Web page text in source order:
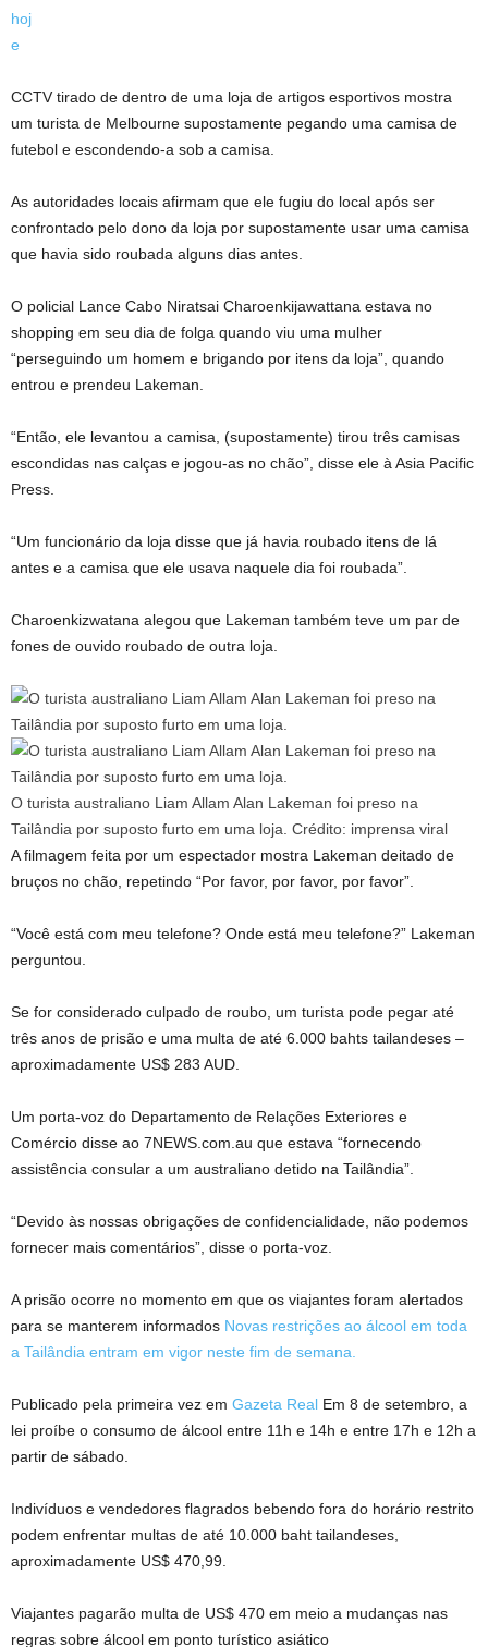
CCTV tirado de dentro de uma loja de artigos esportivos mostra
um turista de Melbourne supostamente pegando uma camisa de
futebol e escondendo-a sob a camisa.
As autoridades locais afirmam que ele fugiu do local após ser
confrontado pelo dono da loja por supostamente usar uma camisa
que havia sido roubada alguns dias antes.
O policial Lance Cabo Niratsai Charoenkijawattana estava no
shopping em seu dia de folga quando viu uma mulher
“perseguindo um homem e brigando por itens da loja”, quando
entrou e prendeu Lakeman.
“Então, ele levantou a camisa, (supostamente) tirou três camisas
escondidas nas calças e jogou-as no chão”, disse ele à Asia Pacific
Press.
“Um funcionário da loja disse que já havia roubado itens de lá
antes e a camisa que ele usava naquele dia foi roubada”.
Charoenkizwatana alegou que Lakeman também teve um par de
fones de ouvido roubado de outra loja.
O turista australiano Liam Allam Alan Lakeman foi preso na
Tailândia por suposto furto em uma loja. Crédito: imprensa viral
A filmagem feita por um espectador mostra Lakeman deitado de
bruços no chão, repetindo “Por favor, por favor, por favor”.
“Você está com meu telefone? Onde está meu telefone?” Lakeman
perguntou.
Se for considerado culpado de roubo, um turista pode pegar até
três anos de prisão e uma multa de até 6.000 bahts tailandeses –
aproximadamente US$ 283 AUD.
Um porta-voz do Departamento de Relações Exteriores e
Comércio disse ao 7NEWS.com.au que estava “fornecendo
assistência consular a um australiano detido na Tailândia”.
“Devido às nossas obrigações de confidencialidade, não podemos
fornecer mais comentários”, disse o porta-voz.
A prisão ocorre no momento em que os viajantes foram alertados
para se manterem informados Novas restrições ao álcool em toda
a Tailândia entram em vigor neste fim de semana.
Publicado pela primeira vez em Gazeta Real Em 8 de setembro, a
lei proíbe o consumo de álcool entre 11h e 14h e entre 17h e 12h a
partir de sábado.
Indivíduos e vendedores flagrados bebendo fora do horário restrito
podem enfrentar multas de até 10.000 baht tailandeses,
aproximadamente US$ 470,99.
Viajantes pagarão multa de US$ 470 em meio a mudanças nas
regras sobre álcool em ponto turístico asiático